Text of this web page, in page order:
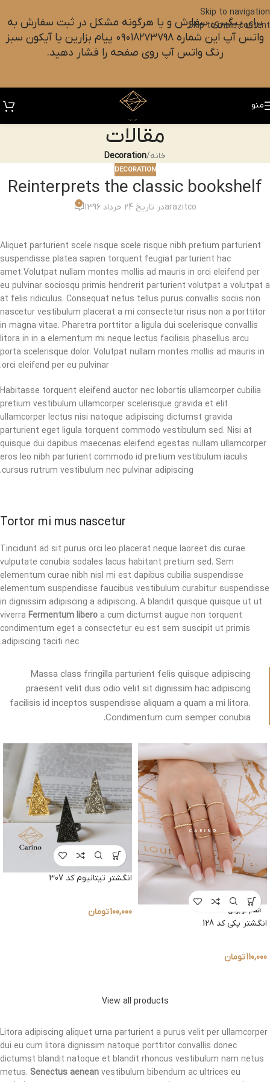
Skip to navigation
Skip to main content
برای پیگیری سفارش و یا هرگونه مشکل در ثبت سفارش به
واتس آپ این شماره ۰۹۰۱۸۲۷۳۷۹۸ پیام بزارین یا آیکون سبز
رنگ واتس آپ روی صفحه را فشار دهید.
منو
مقالات
خانه/
Decoration
DECORATION
Reinterprets the classic bookshelf
arazitcoدر تاریخ 24 خرداد 1396 0
Aliquet parturient scele risque scele risque nibh pretium parturient
suspendisse platea sapien torquent feugiat parturient hac
amet. Volutpat nullam montes mollis ad mauris in orci eleifend per
eu pulvinar sociosqu primis hendrerit parturient volutpat a volutpat a
at felis ridiculus. Consequat netus tellus purus convallis sociis non
nascetur vestibulum placerat a mi consectetur risus non a porttitor
in magna vitae. Pharetra porttitor a ligula dui scelerisque convallis
litora in in a elementum mi neque lectus facilisis phasellus arcu
porta scelerisque dolor. Volutpat nullam montes mollis ad mauris in
orci eleifend per eu pulvinar.
Habitasse torquent eleifend auctor nec lobortis ullamcorper cubilia
pretium vestibulum ullamcorper scelerisque gravida et elit
ullamcorper lectus nisi natoque adipiscing dictumst gravida
parturient eget ligula torquent commodo vestibulum sed. Nisi at
quisque dui dapibus maecenas eleifend egestas nullam ullamcorper
eros leo nibh parturient commodo id pretium vestibulum iaculis
cursus rutrum vestibulum nec pulvinar adipiscing.
Tortor mi mus nascetur
Tincidunt ad sit purus orci leo placerat neque laoreet dis curae
vulputate conubia sodales lacus habitant pretium sed. Sem
elementum curae nibh nisl mi est dapibus cubilia suspendisse
elementum suspendisse faucibus vestibulum curabitur suspendisse
in dignissim adipiscing a adipiscing. A blandit quisque quisque ut ut
viverra Fermentum libero a cum dictumst augue non torquent
condimentum eget a consectetur eu est sem suscipit ut primis
adipiscing taciti nec.
Massa class fringilla parturient felis quisque adipiscing
praesent velit duis odio velit sit dignissim hac adipiscing
facilisis id inceptos suspendisse aliquam a quam a mi litora.
Condimentum cum semper conubia.
اتمام موجودی
انگشتر پکی کد 128
110,000تومان
انگشتر تیتانیوم کد 307
100,000تومان
View all products
Litora adipiscing aliquet urna parturient a purus velit per ullamcorper
dui eu cum litora dignissim natoque porttitor convallis donec
dictumst blandit natoque et blandit rhoncus vestibulum nam netus
metus. Senectus aenean vestibulum bibendum ac ultrices eu